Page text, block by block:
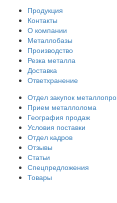
Продукция
Контакты
О компании
Металлобазы
Производство
Резка металла
Доставка
Ответхранение
Отдел закупок
Прием металлолома
География продаж
Условия поставки
Отдел кадров
Отзывы
Статьи
Спецпредложения
Товары